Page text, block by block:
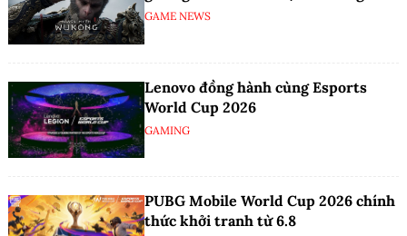
GAME NEWS
Lenovo đồng hành cùng Esports
World Cup 2026
GAMING
PUBG Mobile World Cup 2026 chính
thức khởi tranh từ 6.8